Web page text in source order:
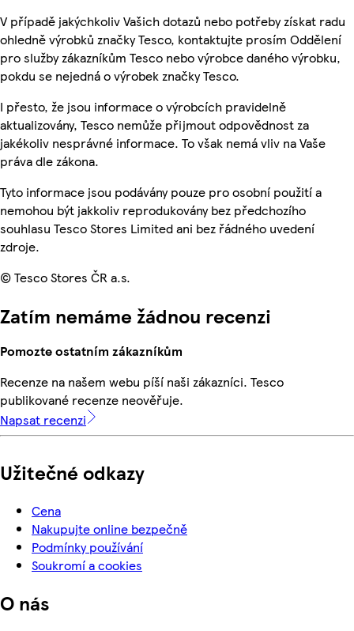
V případě jakýchkoliv Vašich dotazů nebo potřeby získat radu
ohledně výrobků značky Tesco, kontaktujte prosím Oddělení
pro služby zákazníkům Tesco nebo výrobce daného výrobku,
pokdu se nejedná o výrobek značky Tesco.
I přesto, že jsou informace o výrobcích pravidelně
aktualizovány, Tesco nemůže přijmout odpovědnost za
jakékoliv nesprávné informace. To však nemá vliv na Vaše
práva dle zákona.
Tyto informace jsou podávány pouze pro osobní použití a
nemohou být jakkoliv reprodukovány bez předchozího
souhlasu Tesco Stores Limited ani bez řádného uvedení
zdroje.
© Tesco Stores ČR a.s.
Zatím nemáme žádnou recenzi
Pomozte ostatním zákazníkům
Recenze na našem webu píší naši zákazníci. Tesco
publikované recenze neověřuje.
Napsat recenzi
Užitečné odkazy
Cena
Nakupujte online bezpečně
Podmínky používání
Soukromí a cookies
O nás